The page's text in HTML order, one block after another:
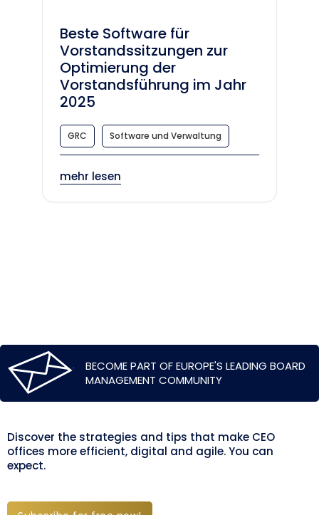
Beste Software für
Vorstandssitzungen zur
Optimierung der
Vorstandsführung im Jahr
2025
GRC Software und Verwaltung
mehr lesen
BECOME PART OF EUROPE'S LEADING BOARD
MANAGEMENT COMMUNITY
Discover the strategies and tips that make CEO
offices more efficient, digital and agile. You can
expect.